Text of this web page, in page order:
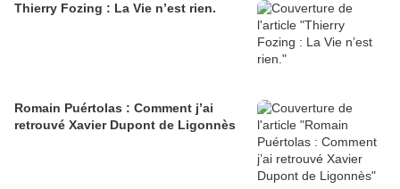
Thierry Fozing : La Vie n’est rien.
Romain Puértolas : Comment j’ai
retrouvé Xavier Dupont de Ligonnès